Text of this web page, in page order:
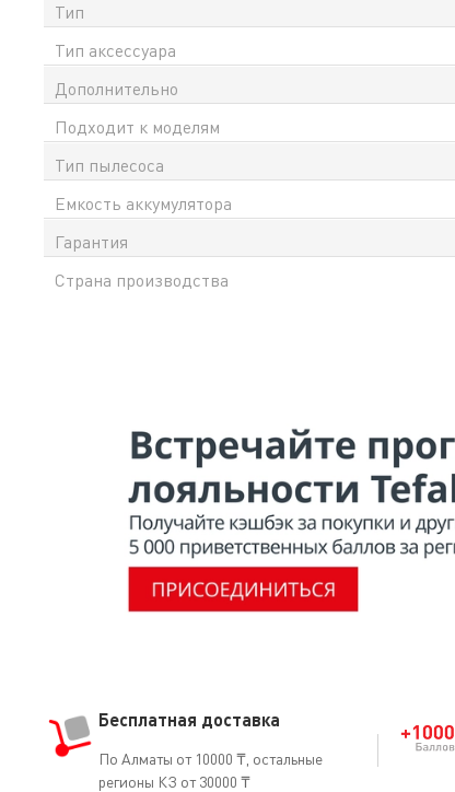
Тип
Тип аксессуара
Дополнительно
Подходит к моделям
Тип пылесоса
Емкость аккумулятора
Гарантия
Страна производства
Бесплатная доставка
По Алматы от 10000 ₸, остальные
регионы КЗ от 30000 ₸